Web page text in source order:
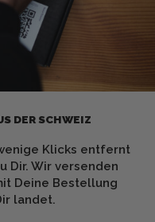
DER SCHWEIZ
Klicks entfernt
Dir. Wir versenden
Deine Bestellung
landet.